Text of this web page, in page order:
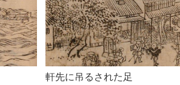
軒先に吊るされた足